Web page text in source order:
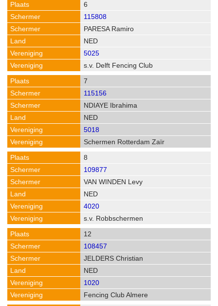
6
115808
PARESA Ramiro
NED
5025
s.v. Delft Fencing Club
7
115156
NDIAYE Ibrahima
NED
5018
Schermen Rotterdam Zaïr
8
109877
VAN WINDEN Levy
NED
4020
s.v. Robbschermen
12
108457
JELDERS Christian
NED
1020
Fencing Club Almere